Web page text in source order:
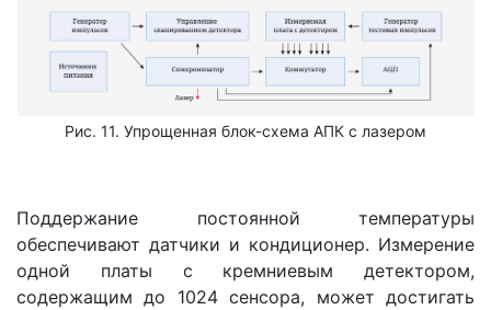
Рис. 11. Упрощенная блок-схема АПК с лазером
Поддержание постоянной температуры
обеспечивают датчики и кондиционер. Измерение
одной платы с кремниевым детектором,
содержащим до 1024 сенсора, может достигать